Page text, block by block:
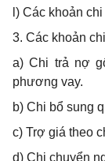
l) Các khoản
3. Các khoản
a) Chi trả nợ
phương vay.
b) Chi bổ sung
c) Trợ giá theo
d) Chi chuyển